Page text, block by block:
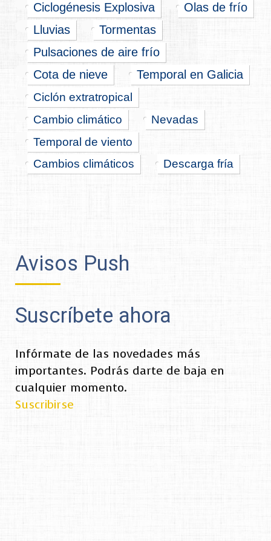
Ciclogénesis Explosiva
Olas de frío
Lluvias
Tormentas
Pulsaciones de aire frío
Cota de nieve
Temporal en Galicia
Ciclón extratropical
Cambio climático
Nevadas
Temporal de viento
Cambios climáticos Descarga fría
Avisos Push
Suscríbete ahora
Infórmate de las novedades más
importantes. Podrás darte de baja en
cualquier momento.
Suscribirse